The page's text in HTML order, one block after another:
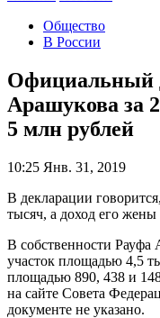
Общество
В России
Официальный
Арашукова за
5 млн рублей
10:25 Янв. 31, 2019
В декларации
тысяч, а доход его жены
В собственности Рауфа
участок площадью 4,5
площадью 890, 438 и
на сайте Совета
документе не указано.